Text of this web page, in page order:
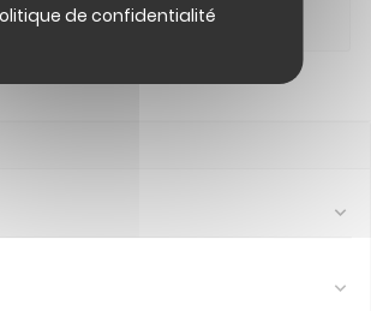


de confidentialité